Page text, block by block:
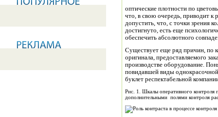
оптические плотности по
что, в свою очередь, приводит к
допустить, что, с точки зрения
достигнуто, есть еще
обеспечить абсолютного
Существует еще ряд причин, по
оригинала, предоставляемого
производстве оборудование.
повидавшей виды
буклет респектабельной
Рис. 1. Шкалы оперативного контроля
дополнительными полями контроля